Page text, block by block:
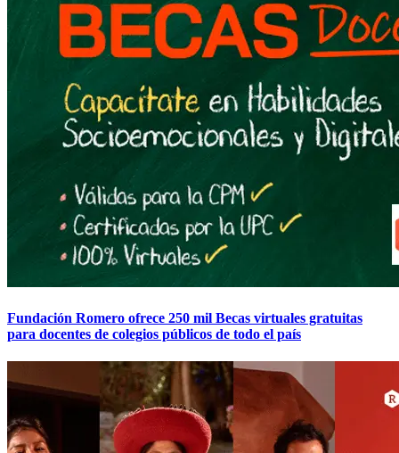
Fundación Romero ofrece 250 mil Becas virtuales gratuitas
para docentes de colegios públicos de todo el país